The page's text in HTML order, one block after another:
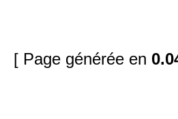
[ Page générée en